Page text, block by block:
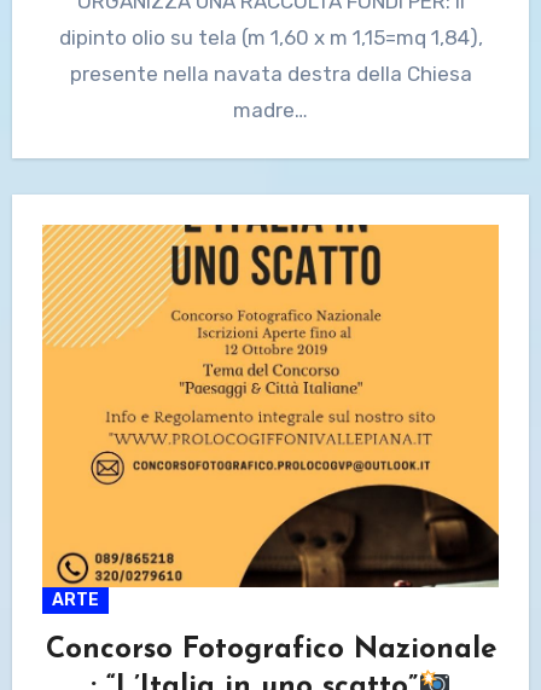
dipinto olio su tela (m 1,60 x m 1,15=mq 1,84),
presente nella navata destra della Chiesa
madre…
ARTE
Concorso Fotografico Nazionale